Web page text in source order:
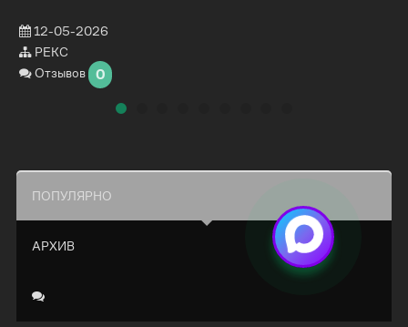
12-05-2026
РЕКС
Отзывов
0
ПОПУЛЯРНО
АРХИВ